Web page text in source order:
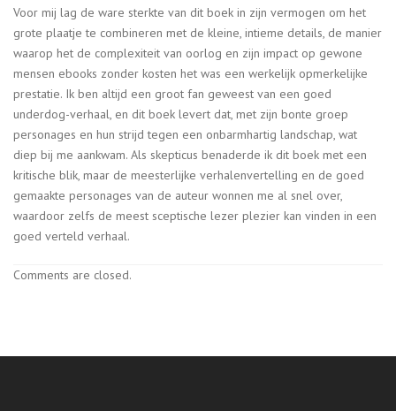
Voor mij lag de ware sterkte van dit boek in zijn vermogen om het
grote plaatje te combineren met de kleine, intieme details, de manier
waarop het de complexiteit van oorlog en zijn impact op gewone
mensen ebooks zonder kosten het was een werkelijk opmerkelijke
prestatie. Ik ben altijd een groot fan geweest van een goed
underdog-verhaal, en dit boek levert dat, met zijn bonte groep
personages en hun strijd tegen een onbarmhartig landschap, wat
diep bij me aankwam. Als skepticus benaderde ik dit boek met een
kritische blik, maar de meesterlijke verhalenvertelling en de goed
gemaakte personages van de auteur wonnen me al snel over,
waardoor zelfs de meest sceptische lezer plezier kan vinden in een
goed verteld verhaal.
Comments are closed.